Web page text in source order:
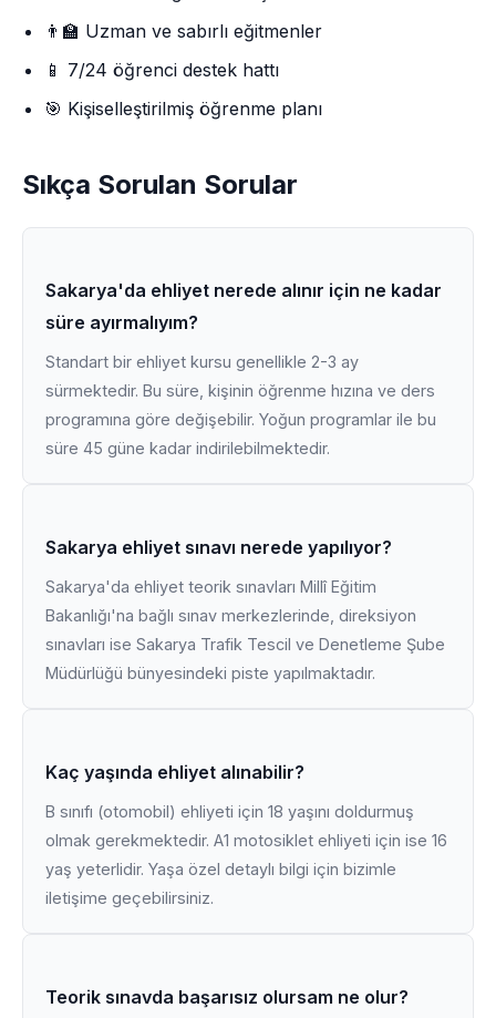
👨‍🏫 Uzman ve sabırlı eğitmenler
📱 7/24 öğrenci destek hattı
🎯 Kişiselleştirilmiş öğrenme planı
Sıkça Sorulan Sorular
Sakarya'da ehliyet nerede alınır için ne kadar
süre ayırmalıyım?
Standart bir ehliyet kursu genellikle 2-3 ay
sürmektedir. Bu süre, kişinin öğrenme hızına ve ders
programına göre değişebilir. Yoğun programlar ile bu
süre 45 güne kadar indirilebilmektedir.
Sakarya ehliyet sınavı nerede yapılıyor?
Sakarya'da ehliyet teorik sınavları Millî Eğitim
Bakanlığı'na bağlı sınav merkezlerinde, direksiyon
sınavları ise Sakarya Trafik Tescil ve Denetleme Şube
Müdürlüğü bünyesindeki piste yapılmaktadır.
Kaç yaşında ehliyet alınabilir?
B sınıfı (otomobil) ehliyeti için 18 yaşını doldurmuş
olmak gerekmektedir. A1 motosiklet ehliyeti için ise 16
yaş yeterlidir. Yaşa özel detaylı bilgi için bizimle
iletişime geçebilirsiniz.
Teorik sınavda başarısız olursam ne olur?